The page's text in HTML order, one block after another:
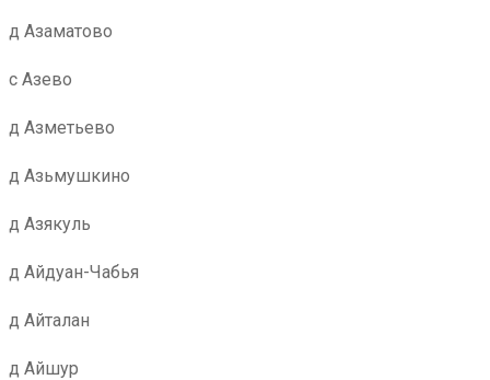
д Азаматово
с Азево
д Азметьево
д Азьмушкино
д Азякуль
д Айдуан-Чабья
д Айталан
д Айшур